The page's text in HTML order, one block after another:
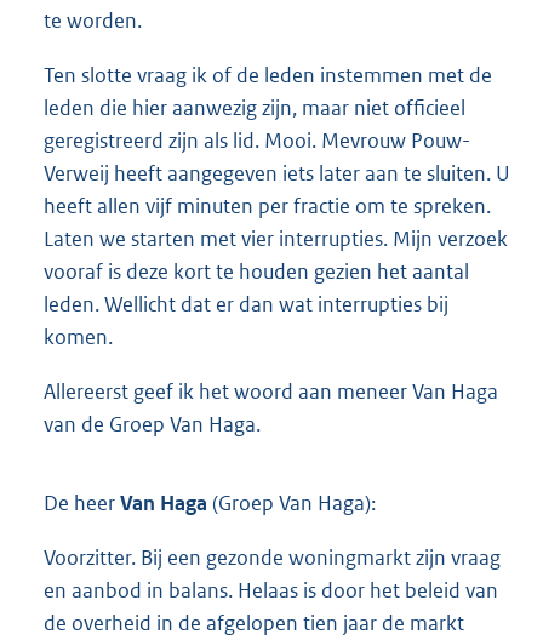
te worden.
Ten slotte vraag ik of de leden instemmen met de
leden die hier aanwezig zijn, maar niet officieel
geregistreerd zijn als lid. Mooi. Mevrouw Pouw-
Verweij heeft aangegeven iets later aan te sluiten. U
heeft allen vijf minuten per fractie om te spreken.
Laten we starten met vier interrupties. Mijn verzoek
vooraf is deze kort te houden gezien het aantal
leden. Wellicht dat er dan wat interrupties bij
komen.
Allereerst geef ik het woord aan meneer Van Haga
van de Groep Van Haga.
De heerVan Haga (Groep Van Haga):
Voorzitter. Bij een gezonde woningmarkt zijn vraag
en aanbod in balans. Helaas is door het beleid van
de overheid in de afgelopen tien jaar de markt